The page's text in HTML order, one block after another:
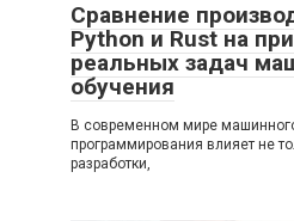
Сравнение
Python и Rust на
реальных задач
обучения
В современном мире
программирования влияет не
разработки,